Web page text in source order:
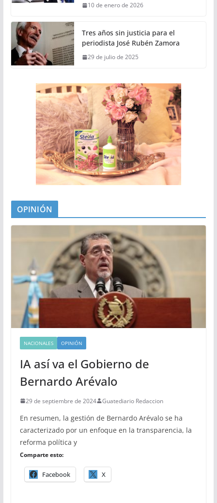
10 de enero de 2026
Tres años sin justicia para el
periodista José Rubén Zamora
29 de julio de 2025
OPINIÓN
NACIONALES OPINIÓN
IA así va el Gobierno de
Bernardo Arévalo
29 de septiembre de 2024 Guatediario Redaccion
En resumen, la gestión de Bernardo Arévalo se ha
caracterizado por un enfoque en la transparencia, la
reforma política y
Comparte esto:
Facebook X